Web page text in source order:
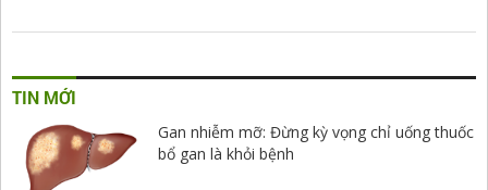
TIN MỚI
Gan nhiễm mỡ: Đừng kỳ vọng chỉ uống thuốc
bổ gan là khỏi bệnh